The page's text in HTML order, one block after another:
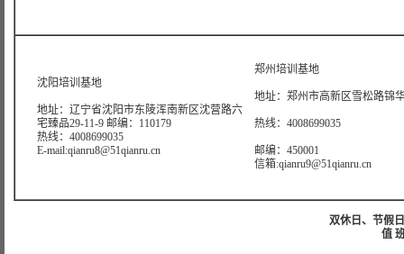
沈阳培训基地
地址：辽宁省沈阳市东陵浑南新区沈营路六
宅臻品29-11-9 邮编：110179
热线：4008699035
E-mail:qianru8@51qianru.cn
郑州培训基地
地址：郑州市高新区雪松路锦
热线：4008699035
邮编：450001
信箱:qianru9@51qianru.cn
双休日、节假
值